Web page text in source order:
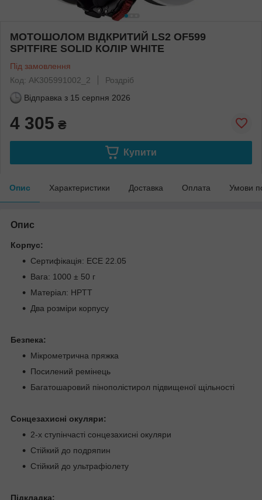
МОТОШОЛОМ ВІДКРИТИЙ LS2 OF599
SPITFIRE SOLID КОЛІР WHITE
Під замовлення
Код: AK305991002_2
Роздріб
Відправка з 15 серпня 2026
4 305 ₴
Купити
Опис Характеристики Доставка Оплата Умови
Опис
Корпус:
Сертифікація: ECE 22.05
Вага: 1000 ± 50 г
Матеріал: HPTT
Два розміри корпусу
Безпека:
Мікрометрична пряжка
Посилений ремінець
Багатошаровий пінополістирол підвищеної щільності
Сонцезахисні окуляри:
2-х ступінчасті сонцезахисні окуляри
Стійкий до подряпин
Стійкий до ультрафіолету
Підкладка: